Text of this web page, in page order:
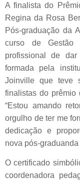
A finalista do
Regina da Rosa
Pós-graduação da
curso de
profissional de
formada pela
Joinville que teve
finalistas do prêmio
“Estou amando
orgulho de ter me
dedicação e
nova pós-
O certificado
coordenadora